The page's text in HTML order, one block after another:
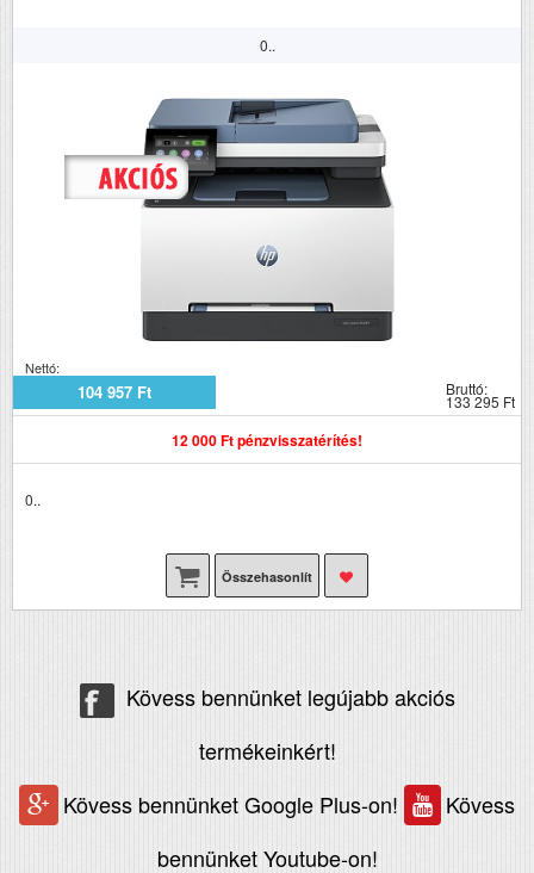
0..
Nettó:
104 957 Ft Bruttó:
133 295 Ft
12 000 Ft pénzvisszatérítés!
0..
Összehasonlít
Kövess bennünket legújabb akciós
termékeinkért!
Kövess bennünket Google Plus-on!
Kövess
bennünket Youtube-on!